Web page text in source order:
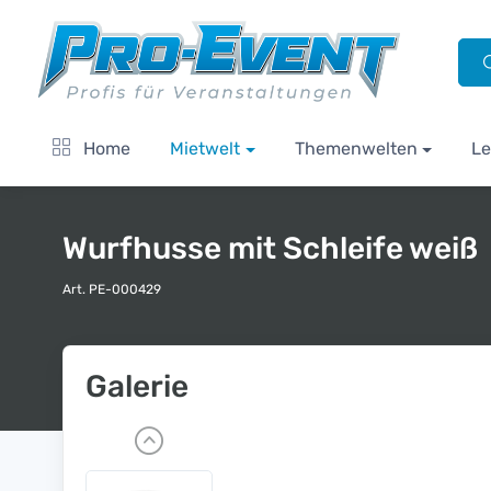
Home Mietwelt Themenwelten
Wurfhusse mit Schleife weiß
Art. PE-000429
Galerie
P
r